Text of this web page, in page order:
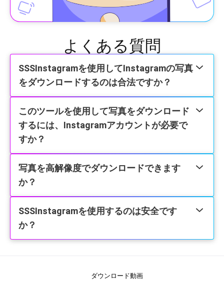
よくある質問
SSSInstagramを使用してInstagramの写真
をダウンロードするのは合法ですか？
このツールを使用して写真をダウンロード
するには、Instagramアカウントが必要で
すか？
写真を高解像度でダウンロードできます
か？
SSSInstagramを使用するのは安全です
か？
ダウンロード動画